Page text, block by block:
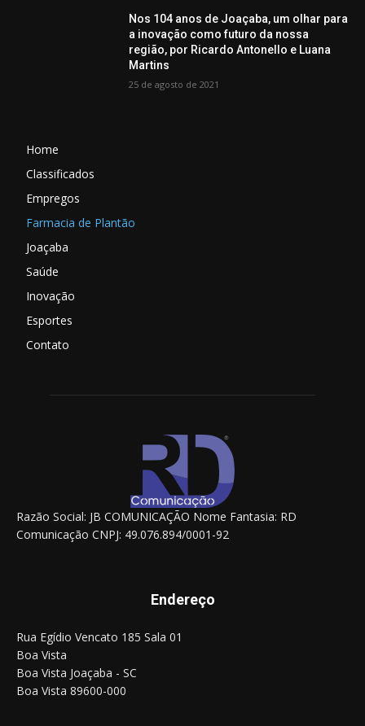
Nos 104 anos de Joaçaba, um olhar para
a inovação como futuro da nossa
região, por Ricardo Antonello e Luana
Martins
25 de agosto de 2021
Home
Classificados
Empregos
Farmacia de Plantão
Joaçaba
Saúde
Inovação
Esportes
Contato
Razão Social: JB COMUNICAÇÃO Nome Fantasia: RD
Comunicação CNPJ: 49.076.894/0001-92
Endereço
Rua Egídio Vencato 185 Sala 01
Boa Vista
Boa Vista Joaçaba - SC
Boa Vista 89600-000